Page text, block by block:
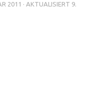
2011 · AKTUALISIERT 9.